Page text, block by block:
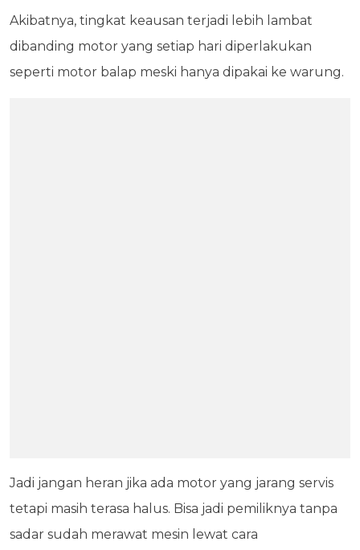
Akibatnya, tingkat keausan terjadi lebih lambat
dibanding motor yang setiap hari diperlakukan
seperti motor balap meski hanya dipakai ke warung.
Jadi jangan heran jika ada motor yang jarang servis
tetapi masih terasa halus. Bisa jadi pemiliknya tanpa
sadar sudah merawat mesin lewat cara